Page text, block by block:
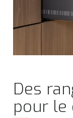
Des
pour le